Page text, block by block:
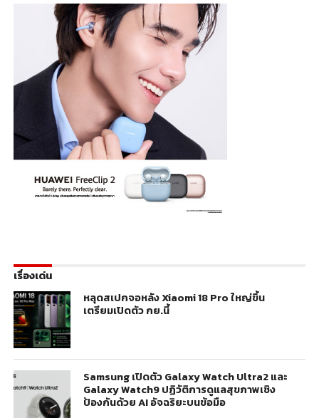
เรื่องเด่น
หลุดสเปกจอหลัง Xiaomi 18 Pro ใหญ่ขึ้น
เตรียมเปิดตัว กย.นี้
Samsung เปิดตัว Galaxy Watch Ultra2 และ
Galaxy Watch9 ปฏิวัติการดูแลสุขภาพเชิง
ป้องกันด้วย AI อัจฉริยะบนข้อมือ